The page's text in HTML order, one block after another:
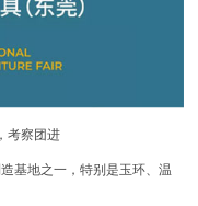
考察团进
基地之一，特别是玉环、温